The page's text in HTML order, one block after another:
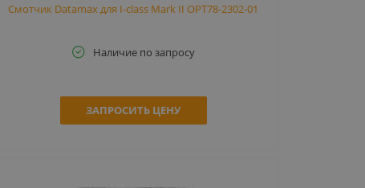
Смотчик Datamax для I-class Mark II OPT78-2302-01
Наличие по запросу
ЗАПРОСИТЬ ЦЕНУ